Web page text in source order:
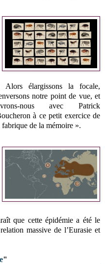
Alors élargissons la focale,
notre point de vue, et
nous avec Patrick
à ce petit exercice de
fabrique de la mémoire ».
que cette épidémie a été le
massive de l’Eurasie et
"